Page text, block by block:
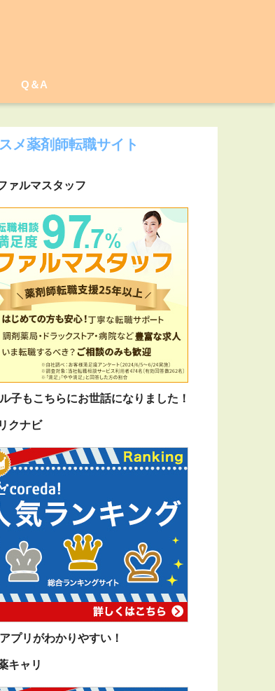
Q＆A
メ薬剤師転職サイト
ァルマスタッフ
子もこちらにお世話になりました！
リクナビ
プリがわかりやすい！
キャリ